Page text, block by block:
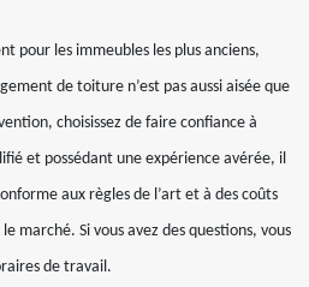
pour les immeubles les plus anciens,
de toiture n’est pas aussi aisée que
choisissez de faire confiance à
et possédant une expérience avérée, il
aux règles de l’art et à des coûts
marché. Si vous avez des questions, vous
de travail.